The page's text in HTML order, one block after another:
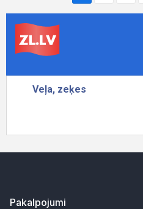
Pakalpojumi